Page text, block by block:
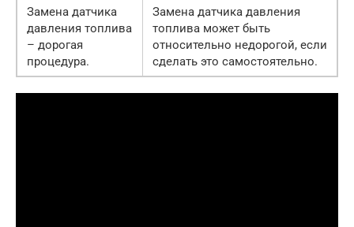
Замена датчика
давления топлива
– дорогая
процедура.
Замена датчика давления
топлива может быть
относительно недорогой, если
сделать это самостоятельно.